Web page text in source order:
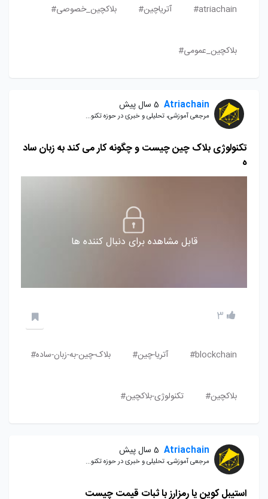
atriachain# آتریاچین# بلاکچین_خصوصی#
بلاکچین_عمومی#
Atriachain 5 سال پیش
مرجعی آموزشی، تحلیلی و خبری در حوزه تکنو...
تکنولوژی بلاک چین چیست و چگونه کار می کند به زبان ساد
ه
قابل مشاهده برای دنبال کننده ها
3
blockchain# آتریا-چین# بلاک-چین-به-زبان-ساده#
بلاکچین# تکنولوژی-بلاکچین#
Atriachain 5 سال پیش
مرجعی آموزشی، تحلیلی و خبری در حوزه تکنو...
استیبل کوین یا رمزارز با ثبات قیمت چیست